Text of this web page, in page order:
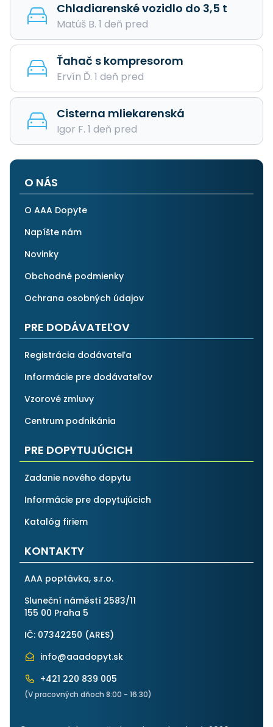
Chladiarenské vozidlo do 3,5 t
Matúš B. 1 deň pred
Ťahač s kompresorom
Ervín Ď. 1 deň pred
Cisterna mliekarenská
Igor F. 1 deň pred
O NÁS
O AAA Dopyte
Napíšte nám
Novinky
Obchodné podmienky
Ochrana osobných údajov
PRE DODÁVATEĽOV
Registrácia dodávateľa
Informácie pre dodávateľov
Vzorové zmluvy
Centrum podnikánia
PRE DOPYTUJÚCICH
Zadanie nového dopytu
Informácie pre dopytujúcich
Katalóg firiem
KONTAKTY
AAA poptávka, s.r.o.
Sluneční náměstí 2583/11
155 00 Praha 5
IČ: 07342250 (ARES)
info@aaadopyt.sk
+421 220 839 005
(V pracovných dňoch 8:00 - 16:30)